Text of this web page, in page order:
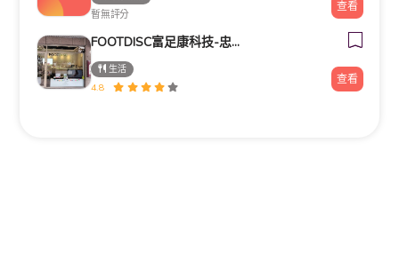
暫無評分
查看
FOOTDISC富足康科技-忠孝直營門市
生活
4.8
查看